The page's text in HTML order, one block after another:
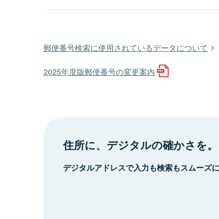
郵便番号検索に使用されているデータについて
2025年度版郵便番号の変更案内
住所に、デジタルの確かさを。
デジタルアドレスで入力も検索もスムーズ